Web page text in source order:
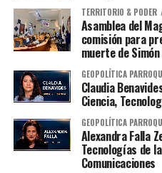
TERRITORIO & PODER
Asamblea del
comisión para
muerte de
GEOPOLÍTICA
Claudia
Ciencia,
GEOPOLÍTICA
Alexandra Falla
Tecnologías de
Comunicaciones